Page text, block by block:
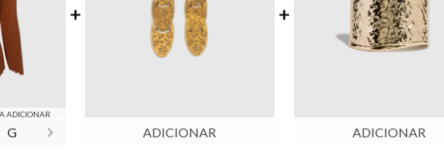
ADICIONAR
G ADICIONAR ADICIONAR